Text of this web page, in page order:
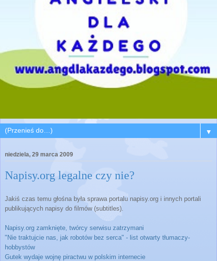
▼
niedziela, 29 marca 2009
Napisy.org legalne czy nie?
Jakiś czas temu głośna była sprawa portalu napisy.org i innych portali
publikujących napisy do filmów (subtitles).
Napisy.org zamknięte, twórcy serwisu zatrzymani
"Nie traktujcie nas, jak robotów bez serca" - list otwarty tłumaczy-
hobbystów
Gutek wydaje wojnę piractwu w polskim internecie